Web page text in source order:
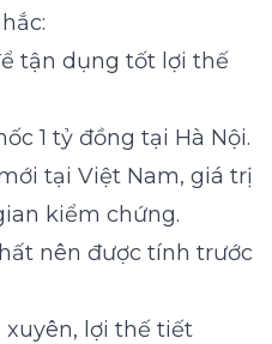
tận dụng tốt lợi thế
1 tỷ đồng tại Hà Nội.
tại Việt Nam, giá trị
kiểm chứng.
nên được tính trước
lợi thế tiết